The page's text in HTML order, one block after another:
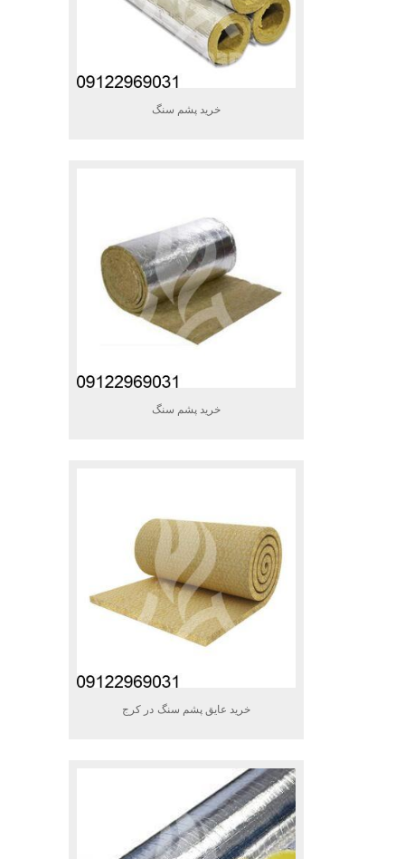
خرید پشم سنگ
خرید پشم سنگ
خرید عایق پشم سنگ در کرج